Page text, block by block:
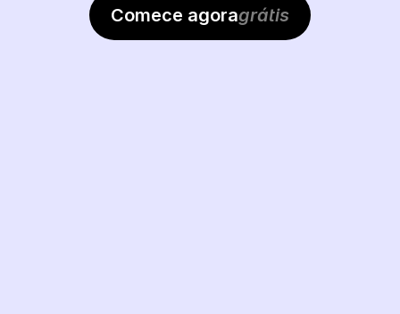
Comece agoragrátis